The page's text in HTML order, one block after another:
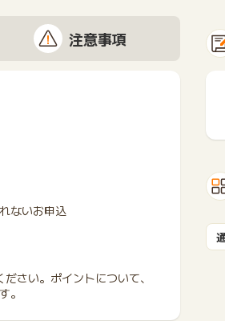
注意事項
ないお申込
さい。ポイントについて、
。